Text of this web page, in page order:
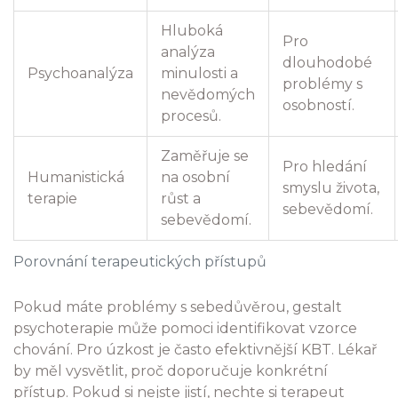
Porovnání terapeutických přístupů
Psychoanalýza
Hluboká
analýza
minulosti a
nevědomých
procesů.
Pro
dlouhodobé
problémy s
osobností.
Humanistická
terapie
Zaměřuje se
na osobní
růst a
sebevědomí.
Pro hledání
smyslu života,
sebevědomí.
Pokud máte problémy s sebedůvěrou, gestalt
psychoterapie může pomoci identifikovat vzorce
chování. Pro úzkost je často efektivnější KBT. Lékař
by měl vysvětlit, proč doporučuje konkrétní
přístup. Pokud si nejste jistí, nechte si terapeut